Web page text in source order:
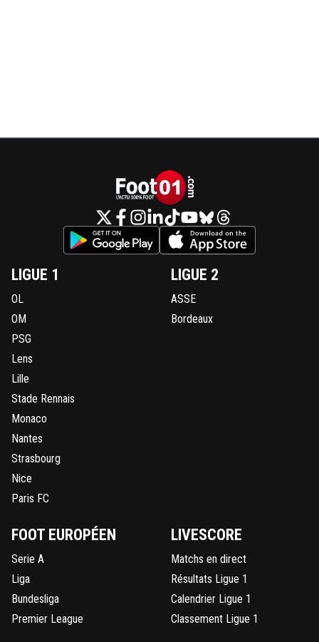
LIGUE 1
OL
OM
PSG
Lens
Lille
Stade Rennais
Monaco
Nantes
Strasbourg
Nice
Paris FC
LIGUE 2
ASSE
Bordeaux
FOOT EUROPÉEN
Serie A
Liga
Bundesliga
Premier League
LIVESCORE
Matchs en direct
Résultats Ligue 1
Calendrier Ligue 1
Classement Ligue 1